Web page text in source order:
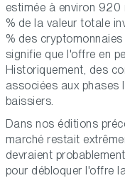
estimée à environ
% de la valeur totale
% des
signifie que l'offre en
Historiquement, des
associées aux phases
baissiers.
Dans nos éditions
marché restait
devraient
pour débloquer l'offre